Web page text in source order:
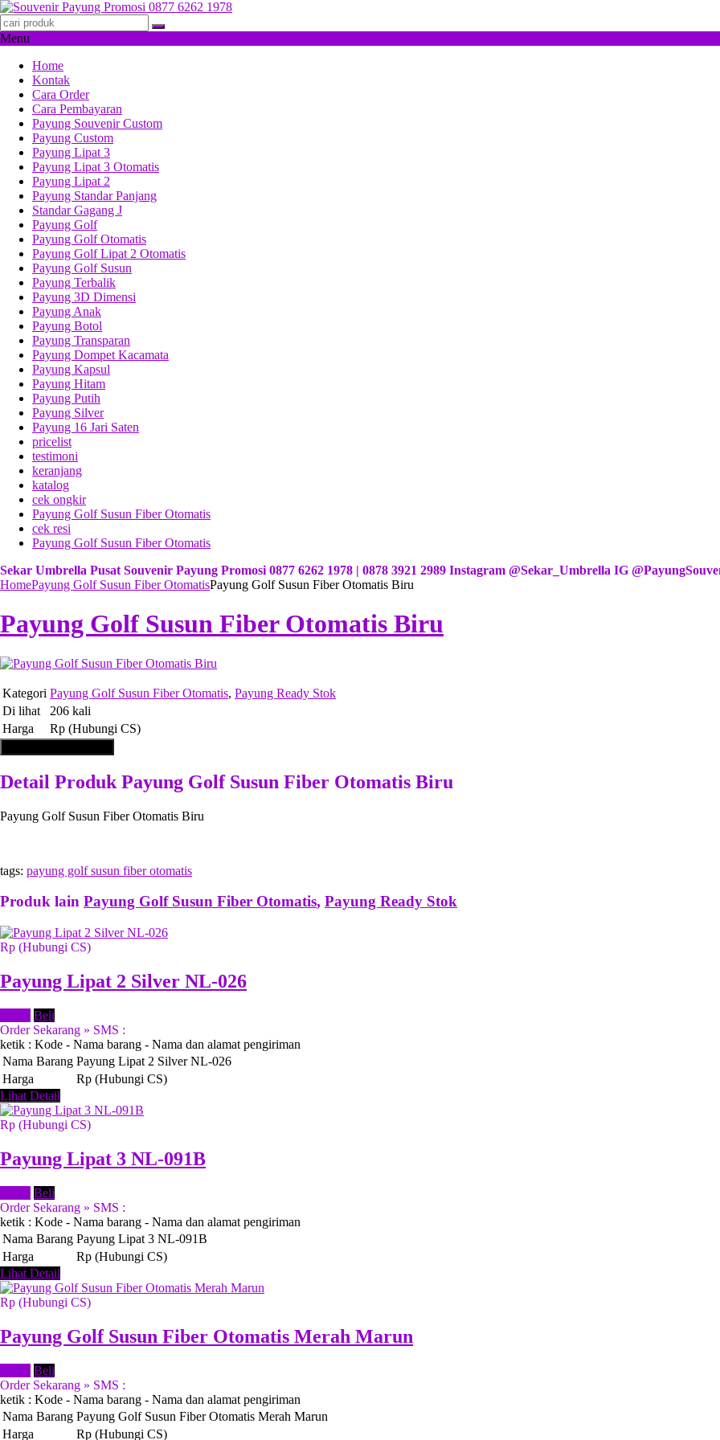
Menu
Home
Kontak
Cara Order
Cara Pembayaran
Payung Souvenir Custom
Payung Custom
Payung Lipat 3
Payung Lipat 3 Otomatis
Payung Lipat 2
Payung Standar Panjang
Standar Gagang J
Payung Golf
Payung Golf Otomatis
Payung Golf Lipat 2 Otomatis
Payung Golf Susun
Payung Terbalik
Payung 3D Dimensi
Payung Anak
Payung Botol
Payung Transparan
Payung Dompet Kacamata
Payung Kapsul
Payung Hitam
Payung Putih
Payung Silver
Payung 16 Jari Saten
pricelist
testimoni
keranjang
katalog
cek ongkir
Payung Golf Susun Fiber Otomatis
cek resi
Payung Golf Susun Fiber Otomatis
Sekar Umbrella Pusat Souvenir Payung Promosi 0877 6262 1978 | 0878 3921 2989 Instagram @Sekar_Umbrella IG
HomePayung Golf Susun Fiber OtomatisPayung Golf Susun Fiber Otomatis Biru
Payung Golf Susun Fiber Otomatis Biru
Kategori Payung Golf Susun Fiber Otomatis, Payung Ready Stok
Di lihat
206 kali
Harga
Rp (Hubungi CS)
Detail Produk Payung Golf Susun Fiber Otomatis Biru
Payung Golf Susun Fiber Otomatis Biru
tags: payung golf susun fiber otomatis
Produk lain Payung Golf Susun Fiber Otomatis, Payung Ready Stok
Rp (Hubungi CS)
Payung Lipat 2 Silver NL-026
Beli
Order Sekarang » SMS :
ketik : Kode - Nama barang - Nama dan alamat pengiriman
Nama Barang Payung Lipat 2 Silver NL-026
Harga
Rp (Hubungi CS)
Lihat Detail
Rp (Hubungi CS)
Payung Lipat 3 NL-091B
Beli
Order Sekarang » SMS :
ketik : Kode - Nama barang - Nama dan alamat pengiriman
Nama Barang Payung Lipat 3 NL-091B
Harga
Rp (Hubungi CS)
Lihat Detail
Rp (Hubungi CS)
Payung Golf Susun Fiber Otomatis Merah Marun
Beli
Order Sekarang » SMS :
ketik : Kode - Nama barang - Nama dan alamat pengiriman
Nama Barang Payung Golf Susun Fiber Otomatis Merah Marun
Harga
Rp (Hubungi CS)